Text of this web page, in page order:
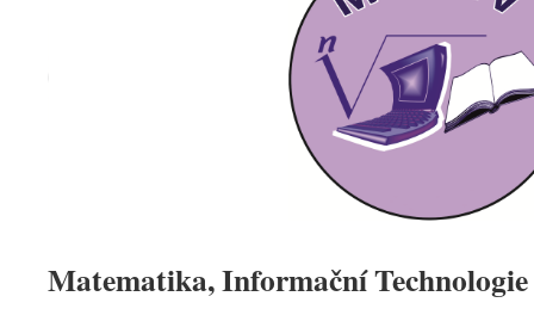
Matematika, Informační